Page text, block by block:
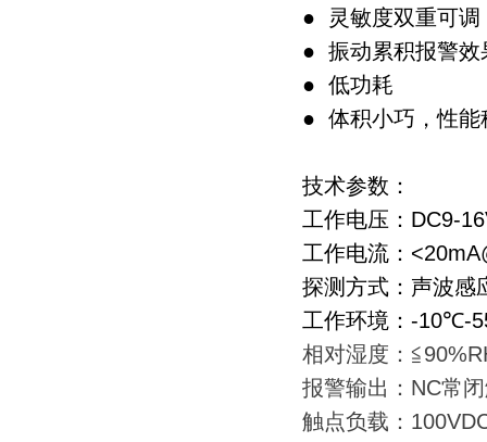
● 灵敏度双重可调
● 振动累积报警效
● 低功耗
● 体积小巧，性
技术参数：
工作电压： DC9-
工作电流：
探测方式：声波感
工作环境： -10℃-
相对湿度：≦
报警输出： NC常
触点负载：